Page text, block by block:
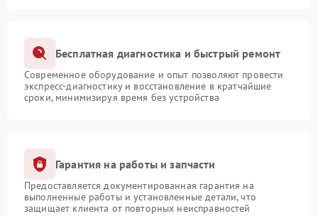
Бесплатная диагностика и быстрый ремонт
Современное оборудование и опыт позволяют провести
экспресс-диагностику и восстановление в кратчайшие
сроки, минимизируя время без устройства
Гарантия на работы и запчасти
Предоставляется документированная гарантия на
выполненные работы и установленные детали, что
защищает клиента от повторных неисправностей